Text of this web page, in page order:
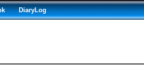
DiaryLog